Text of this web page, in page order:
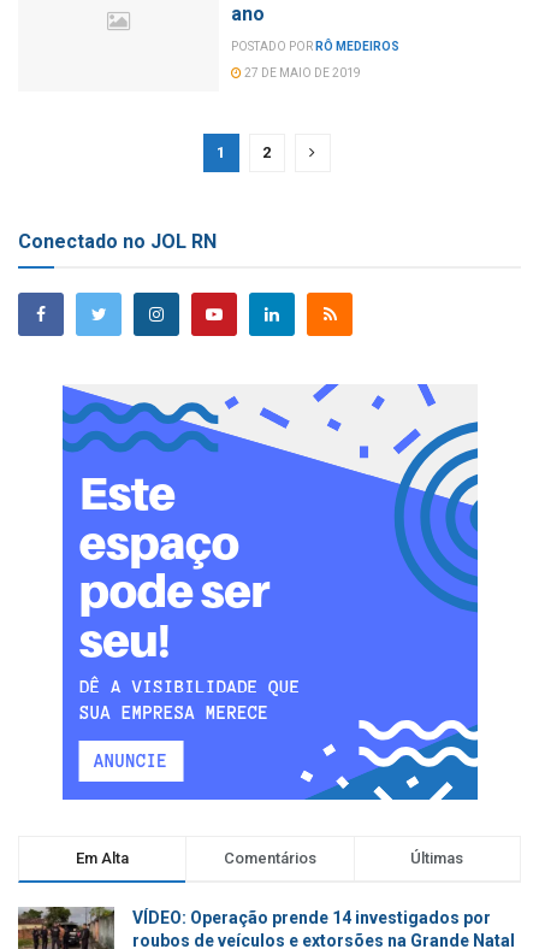
ano
POSTADO POR RÔ MEDEIROS
27 DE MAIO DE 2019
1 2
Conectado no JOL RN
Em Alta Comentários Últimas
VÍDEO: Operação prende 14 investigados por
roubos de veículos e extorsões na Grande Natal